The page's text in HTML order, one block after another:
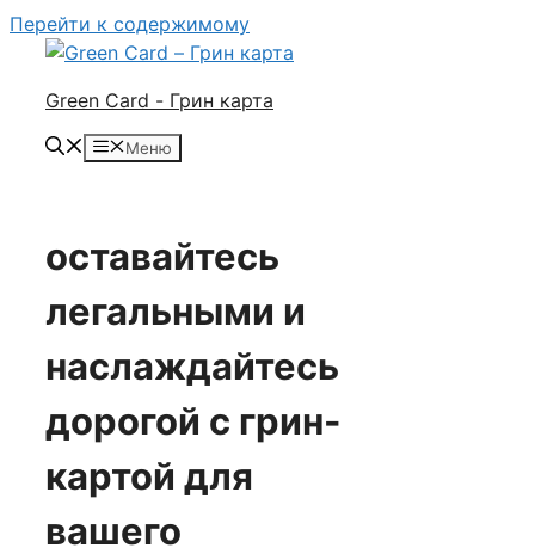
Перейти к содержимому
Green Card - Грин карта
Меню
оставайтесь
легальными и
наслаждайтесь
дорогой с грин-
картой для
вашего